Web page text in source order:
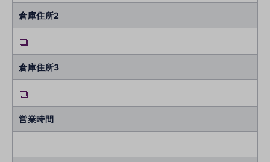
倉庫住所2
倉庫住所3
営業時間